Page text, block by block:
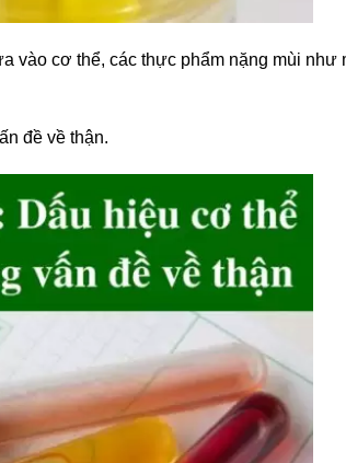
vào cơ thể, các thực phẩm nặng mùi như
đề về thận.